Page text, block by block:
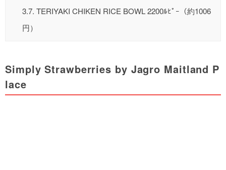
3.7. TERIYAKI CHIKEN RICE BOWL 2200ﾙﾋﾟｰ（約1006
円）
Simply Strawberries by Jagro Maitland P
lace